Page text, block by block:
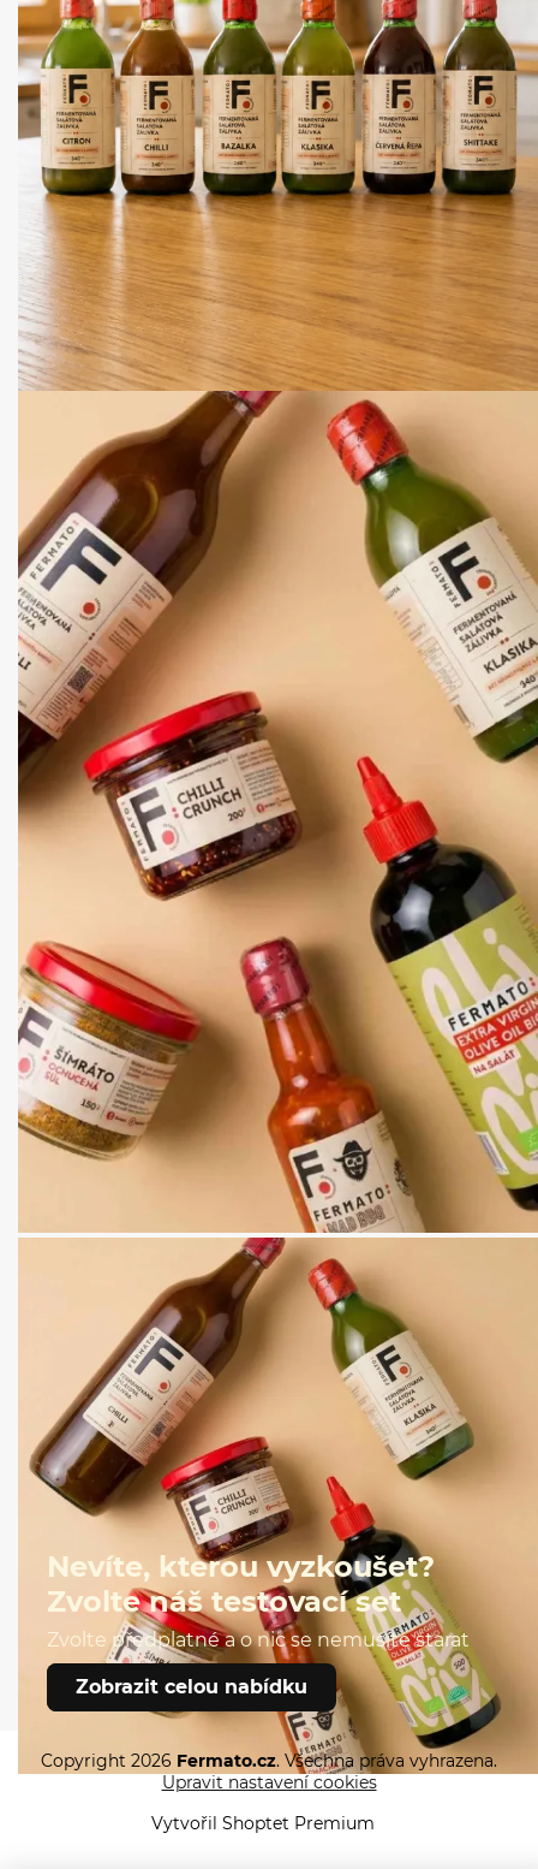
Nevíte, kterou vyzkoušet?
Zvolte náš testovací set
Zvolte předplatné a o nic se nemusíte starat
Zobrazit nabídku
Zobrazit celou nabídku
Vytvořil Shoptet Premium
Copyright 2026 Fermato.cz. Všechna práva vyhrazena.
Upravit nastavení cookies